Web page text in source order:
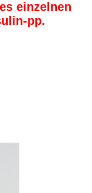
einzelnen
pp.